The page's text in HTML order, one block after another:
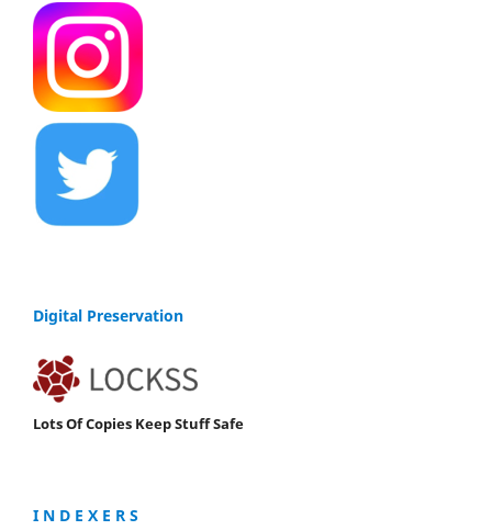
Digital Preservation
Lots Of Copies Keep Stuff Safe
I N D E X E R S